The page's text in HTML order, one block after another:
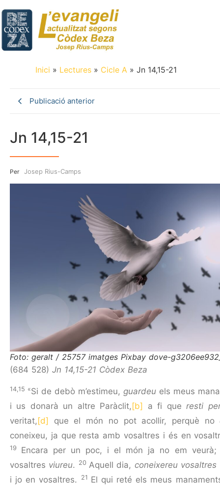
Inici » Lectures » Cicle A » Jn 14,15-21
Publicació anterior
Jn 14,15-21
Per Josep Rius-Camps
Foto: geralt / 25757 imatges Pixbay dove-
(684 528) Jn 14,15-21 Còdex Beza
14,15 «Si de debò m’estimeu, guardeu els meus
i us donarà un altre Paràclit, [b] a fi queresti
veritat, [d] que el món no pot acollir, perquè no
coneixeu, ja que resta amb vosaltres i és en
19 Encara per un poc, i el món ja no em
vosaltres viureu. 20 Aquell dia, coneixereu vosaltres
i jo en vosaltres.
21 El qui reté els meus